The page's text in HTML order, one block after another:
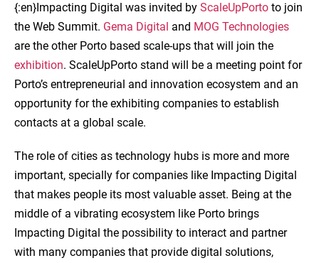
{:en}Impacting Digital was invited by ScaleUpPorto to join
the Web Summit. Gema Digital and MOG Technologies
are the other Porto based scale-ups that will join the
exhibition. ScaleUpPorto stand will be a meeting point for
Porto’s entrepreneurial and innovation ecosystem and an
opportunity for the exhibiting companies to establish
contacts at a global scale.
The role of cities as technology hubs is more and more
important, specially for companies like Impacting Digital
that makes people its most valuable asset. Being at the
middle of a vibrating ecosystem like Porto brings
Impacting Digital the possibility to interact and partner
with many companies that provide digital solutions,